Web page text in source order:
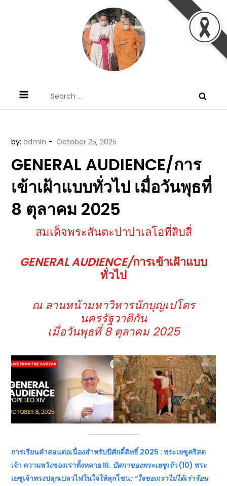
ประทานพระพรแก่พวกท่านท้งหลายเทอญ
for:
by:admin
GENERAL AUDIENCE/การ
เข้าเฝ้าแบบทั่วไป เมื่อวันพุธที่
8 ตุลาคม 2025
สมเด็จพระสันตะปาปาเลโอที่สิบสี่
GENERAL AUDIENCE/การเข้าเฝ้าแบบ
ทั่วไป
ณ ลานหน้ามหาวิหารนักบุญเปโตร
นครรัฐวาติกัน
เมื่อวันพุธที่ 8 ตุลาคม 2025
การเรียนคำสอนต่อเนื่องสำหรับปีศักดิ์สิทธิ์ 2025 : พระเยซูคริสต
เจ้า ความหวังของเราทั้งหลาย III. ปัสกาของพระเยซูเจ้า(10) พระ
เยซูเจ้าทรงปลุกเปลวไฟในใจให้ลุกโชน: “ใจของเราไม่ได้เร่าร้อน